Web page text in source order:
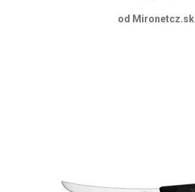
od Mironetcz.sk